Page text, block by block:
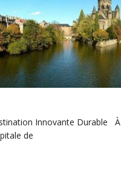
Innovante Durable À
de